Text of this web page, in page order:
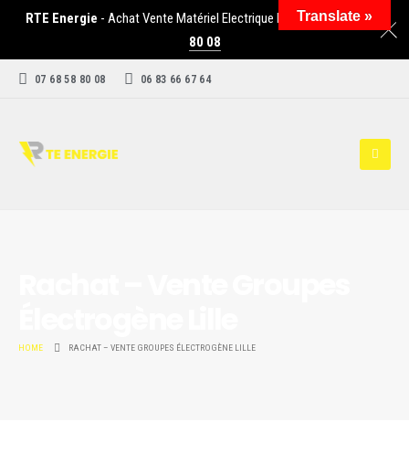
RTE Energie - Achat Vente Matériel Electrique Industriel -07 68 58
80 08
07 68 58 80 08 06 83 66 67 64
HOME RACHAT – VENTE GROUPES ÉLECTROGÈNE LILLE
Translate »